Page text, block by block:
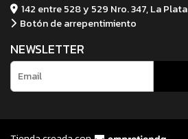
142 entre 528 y 529 Nro. 347, La Plata
Botón de arrepentimiento
NEWSLETTER